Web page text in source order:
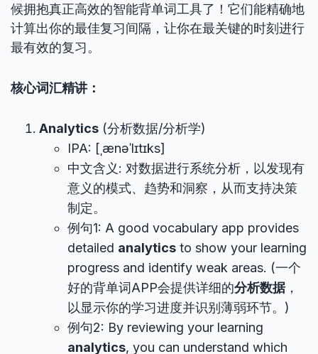
候拥抱真正高效的智能背单词工具了！它们能精确地
计算出你的最佳复习间隔，让你在最关键的时刻进行
最有效的复习。
核心词汇精讲：
Analytics (分析数据/分析学)
IPA: [ˌænəˈlɪtɪks]
中文含义: 对数据进行系统分析，以发现有
意义的模式、趋势和洞察，从而支持决策
制定。
例句1: A good vocabulary app provides
detailed analytics to show your learning
progress and identify weak areas. (一个
好的背单词APP会提供详细的分析数据，
以显示你的学习进度并识别薄弱环节。)
例句2: By reviewing your learning
analytics, you can understand which